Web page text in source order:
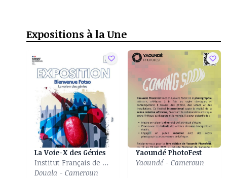
Expositions à la Une
La Voie-X des Génies
Institut Français de Douala
Douala - Cameroun
Yaoundé PhotoFest
Yaoundé - Cameroun